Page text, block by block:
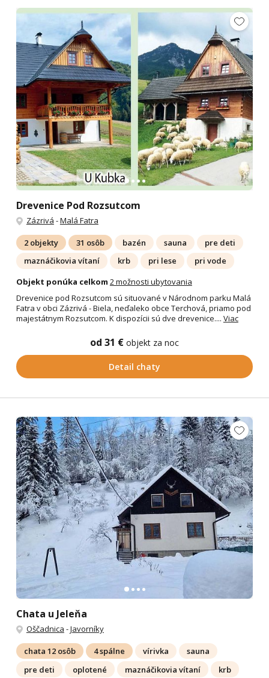
Drevenice Pod Rozsutcom
Zázrivá -Malá Fatra
2 objekty 31 osôb bazén sauna
pre deti
maznáčikovia vítaní
krb pri lese
pri vode
Objekt ponúka celkom 2 možnosti ubytovania
Drevenice pod Rozsutcom sú situované v Národnom parku Malá
Fatra v obci Zázrivá - Biela, neďaleko obce Terchová, priamo pod
majestátnym Rozsutcom. K dispozícii sú dve drevenice.... Viac
od 31 € objekt za noc
Detail chaty
Chata u Jeleňa
Oščadnica -Javorníky
chata 12 osôb 4 spálne vírivka
sauna
pre deti
oplotené maznáčikovia vítaní
krb